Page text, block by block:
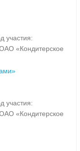
участия:
«Кондитерское
участия:
«Кондитерское